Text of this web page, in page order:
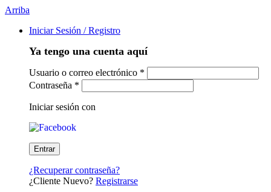
Arriba
Iniciar Sesión / Registro
Ya tengo una cuenta aquí
Usuario o correo electrónico *
Contraseña *
Iniciar sesión con
¿Recuperar contraseña?
¿Cliente Nuevo? Registrarse